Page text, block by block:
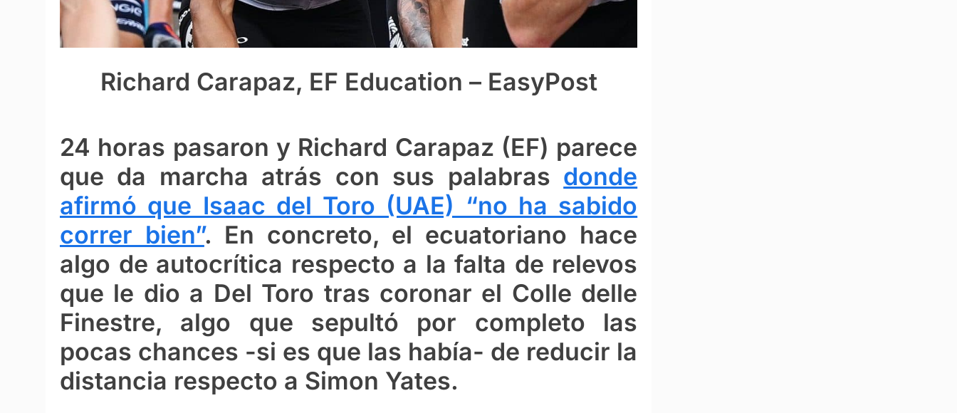
Richard Carapaz, EF Education – EasyPost
24 horas pasaron y Richard Carapaz (EF) parece
que da marcha atrás con sus palabras donde
afirmó que Isaac del Toro (UAE) “no ha sabido
correr bien”. En concreto, el ecuatoriano hace
algo de autocrítica respecto a la falta de relevos
que le dio a Del Toro tras coronar el Colle delle
Finestre, algo que sepultó por completo las
pocas chances -si es que las había- de reducir la
distancia respecto a Simon Yates.